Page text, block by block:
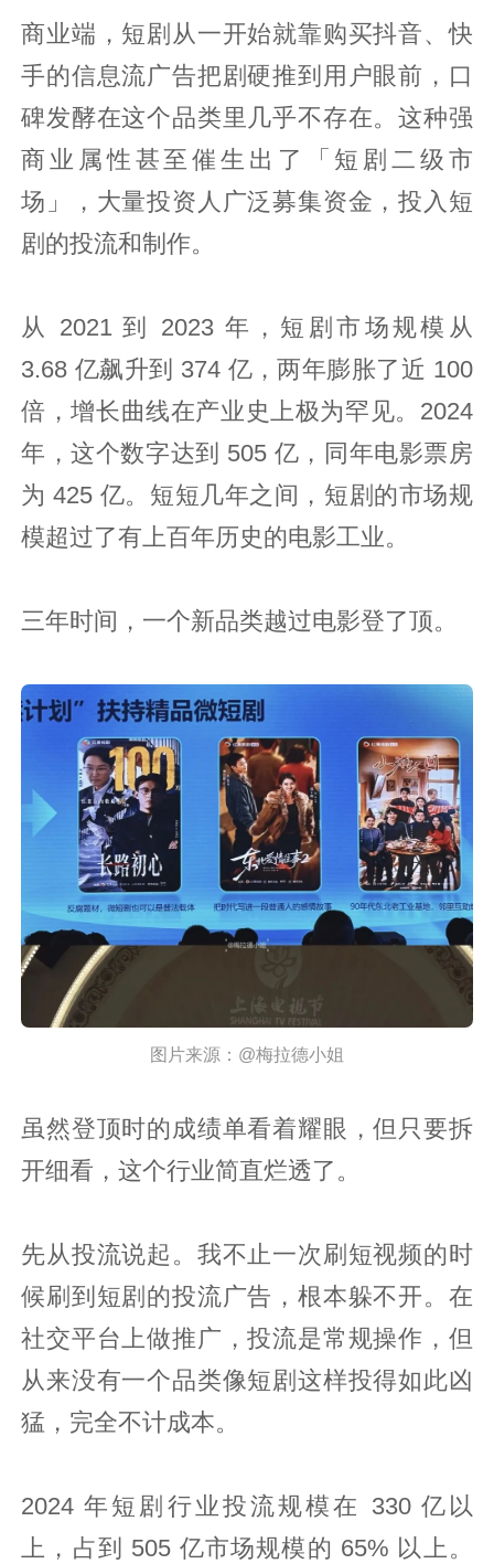
商业端，短剧从一开始就靠购买抖音、快
手的信息流广告把剧硬推到用户眼前，口
碑发酵在这个品类里几乎不存在。这种强
商业属性甚至催生出了「短剧二级市
场」，大量投资人广泛募集资金，投入短
剧的投流和制作。
从 2021 到 2023 年，短剧市场规模从
3.68 亿飙升到 374 亿，两年膨胀了近 100
倍，增长曲线在产业史上极为罕见。2024
年，这个数字达到 505 亿，同年电影票房
为 425 亿。短短几年之间，短剧的市场规
模超过了有上百年历史的电影工业。
三年时间，一个新品类越过电影登了顶。
图片来源：@梅拉德小姐
虽然登顶时的成绩单看着耀眼，但只要拆
开细看，这个行业简直烂透了。
先从投流说起。我不止一次刷短视频的时
候刷到短剧的投流广告，根本躲不开。在
社交平台上做推广，投流是常规操作，但
从来没有一个品类像短剧这样投得如此凶
猛，完全不计成本。
2024 年短剧行业投流规模在 330 亿以
上，占到 505 亿市场规模的 65% 以上。